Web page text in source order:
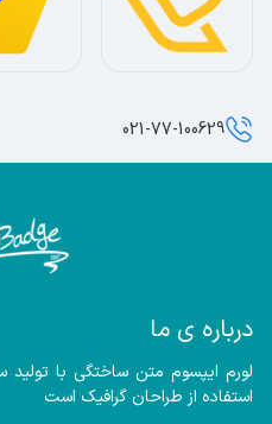
درباره ی ما
استفاده از طراحان گرافیک است
021-77-100629